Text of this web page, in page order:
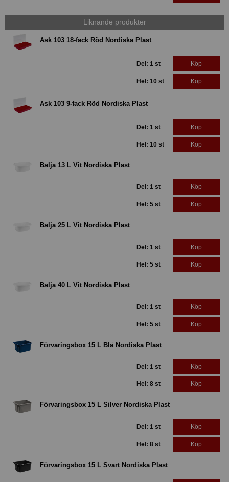
Liknande produkter
Ask 103 18-fack Röd Nordiska Plast
Del: 1 st Köp
Hel: 10 st Köp
Ask 103 9-fack Röd Nordiska Plast
Del: 1 st Köp
Hel: 10 st Köp
Balja 13 L Vit Nordiska Plast
Del: 1 st Köp
Hel: 5 st Köp
Balja 25 L Vit Nordiska Plast
Del: 1 st Köp
Hel: 5 st Köp
Balja 40 L Vit Nordiska Plast
Del: 1 st Köp
Hel: 5 st Köp
Förvaringsbox 15 L Blå Nordiska Plast
Del: 1 st Köp
Hel: 8 st Köp
Förvaringsbox 15 L Silver Nordiska Plast
Del: 1 st Köp
Hel: 8 st Köp
Förvaringsbox 15 L Svart Nordiska Plast